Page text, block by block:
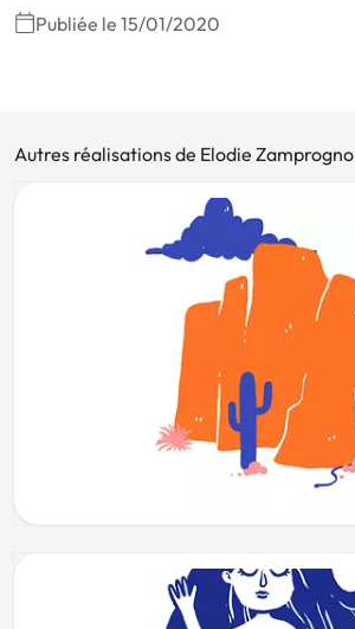
Publiée le 15/01/2020
Autres réalisations de Elodie Zamprogno